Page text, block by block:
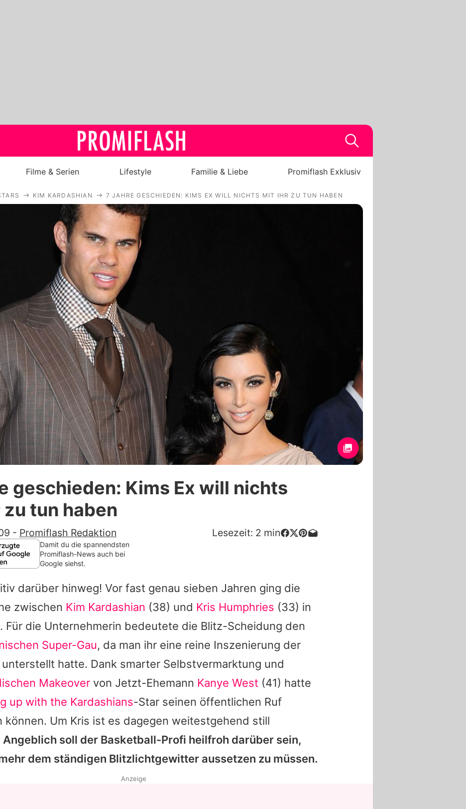
Royals
Stars
Filme & Serien
Lifestyle
Familie & Liebe
Promiflash Exklusiv
Alle Themen auf Promiflash
Jobs
App runterladen
Team
Redaktionelle Richtlinien
Impressum
Datenschutzerklärung
Nutzungsbedingungen
Utiq verwalten
Filme & Serien Lifestyle Familie & Liebe Promiflash Exklusiv
KIM KARDASHIAN 7 JAHRE GESCHIEDEN: KIMS EX WILL NICHTS MIT IHR ZU TUN HABEN
geschieden: Kims Ex will nichts
tun haben
- Promiflash Redaktion Lesezeit: 2 min
Damit du die spannendsten
Promiflash-News auch bei
Google siehst.
darüber hinweg! Vor fast genau sieben Jahren ging die
zwischen Kim Kardashian (38) und Kris Humphries (33) in
Für die Unternehmerin bedeutete die Blitz-Scheidung den
Super-Gau, da man ihr eine reine Inszenierung der
unterstellt hatte. Dank smarter Selbstvermarktung und
Makeover von Jetzt-Ehemann Kanye West (41) hatte
up with the Kardashians-Star seinen öffentlichen Ruf
können. Um Kris ist es dagegen weitestgehend still
Angeblich soll der Basketball-Profi heilfroh darüber sein,
dem ständigen Blitzlichtgewitter aussetzen zu müssen.
Anzeige